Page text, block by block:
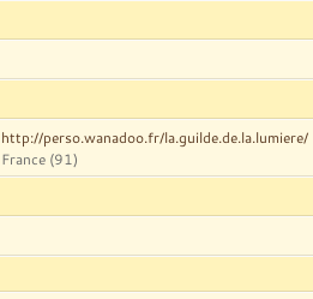
http://perso.wanadoo.fr/la.guilde.de.la.lumiere/
France (91)